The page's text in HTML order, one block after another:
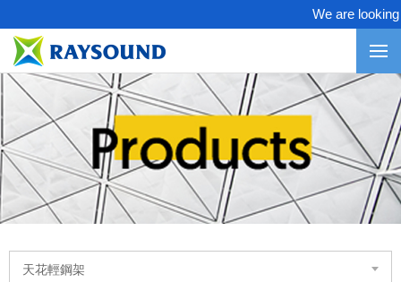
We are looking
天花輕鋼架